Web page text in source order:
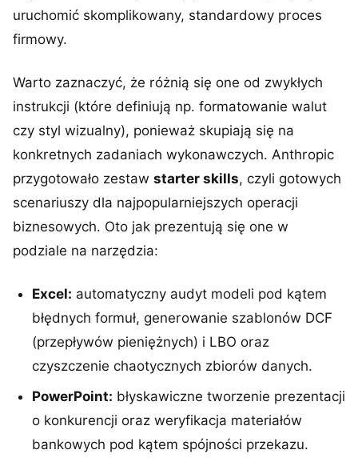
uruchomić skomplikowany, standardowy proces
firmowy.
Warto zaznaczyć, że różnią się one od zwykłych
instrukcji (które definiują np. formatowanie walut
czy styl wizualny), ponieważ skupiają się na
konkretnych zadaniach wykonawczych. Anthropic
przygotowało zestaw starter skills, czyli gotowych
scenariuszy dla najpopularniejszych operacji
biznesowych. Oto jak prezentują się one w
podziale na narzędzia:
Excel: automatyczny audyt modeli pod kątem
błędnych formuł, generowanie szablonów DCF
(przepływów pieniężnych) i LBO oraz
czyszczenie chaotycznych zbiorów danych.
PowerPoint: błyskawiczne tworzenie prezentacji
o konkurencji oraz weryfikacja materiałów
bankowych pod kątem spójności przekazu.